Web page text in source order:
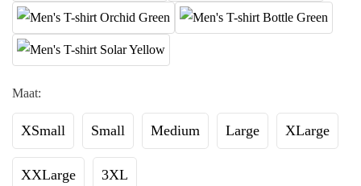
Maat:
XSmall Small Medium Large XLarge
XXLarge 3XL